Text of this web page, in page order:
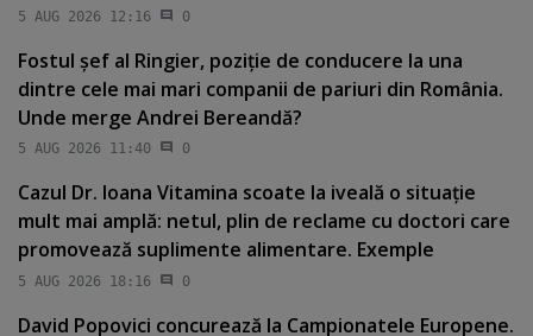
5 AUG 2026 12:16 0
Fostul şef al Ringier, poziţie de conducere la una
dintre cele mai mari companii de pariuri din România.
Unde merge Andrei Bereandă?
5 AUG 2026 11:40 0
Cazul Dr. Ioana Vitamina scoate la iveală o situaţie
mult mai amplă: netul, plin de reclame cu doctori care
promovează suplimente alimentare. Exemple
5 AUG 2026 18:16 0
David Popovici concurează la Campionatele Europene.